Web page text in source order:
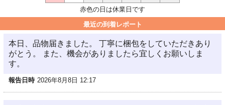
赤色の日は休業日です
最近の到着レポート
本日、品物届きました。 丁寧に梱包をしていただきあり
がとう。 また、機会がありましたら宜しくお願いしま
す。
報告日時 2026年8月8日 12:17